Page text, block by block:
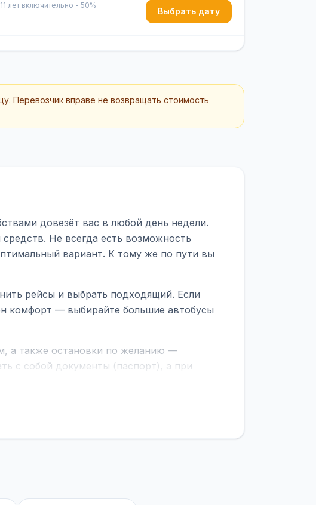
лет включительно - 50%
Выбрать дату
Перевозчик вправе не возвращать стоимость
довезёт вас в любой день недели.
Не всегда есть возможность
вариант. К тому же по пути вы
рейсы и выбрать подходящий. Если
комфорт — выбирайте большие автобусы
а также остановки по желанию —
с собой документы (паспорт), а при
кондиционер, отопление, зарядка
в пути и цену. Кнопка «Детали рейса»